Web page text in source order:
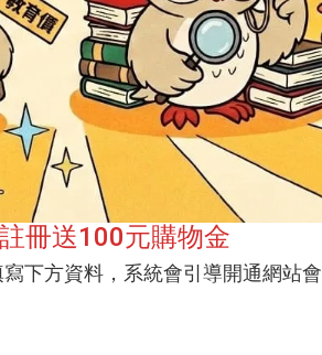
冊送100元購物金
下方資料，系統會引導開通網站